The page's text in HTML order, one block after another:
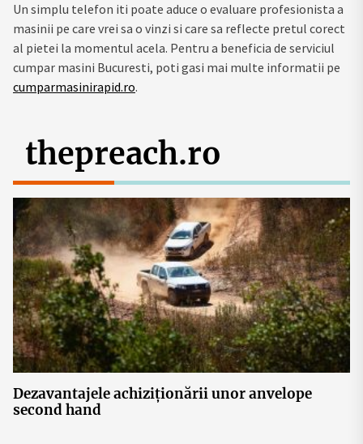
Un simplu telefon iti poate aduce o evaluare profesionista a
masinii pe care vrei sa o vinzi si care sa reflecte pretul corect
al pietei la momentul acela. Pentru a beneficia de serviciul
cumpar masini Bucuresti, poti gasi mai multe informatii pe
cumparmasinirapid.ro.
thepreach.ro
Dezavantajele achiziționării unor anvelope
second hand